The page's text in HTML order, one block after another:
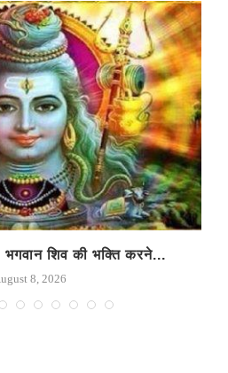
शिव की भक्ति करने...
8, 2026